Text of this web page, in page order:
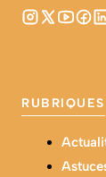
RUBRIQUES